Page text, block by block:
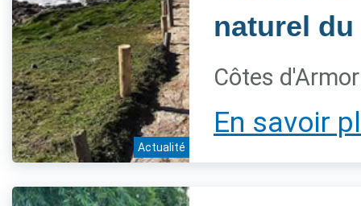
Actualité
naturel
Côtes d'Armor
En savoir